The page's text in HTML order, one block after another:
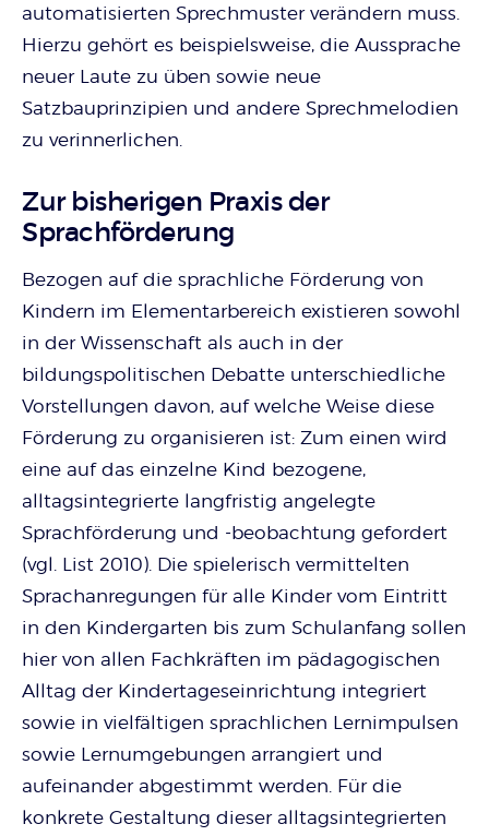
automatisierten Sprechmuster verändern muss.
Hierzu gehört es beispielsweise, die Aussprache
neuer Laute zu üben sowie neue
Satzbauprinzipien und andere Sprechmelodien
zu verinnerlichen.
Zur bisherigen Praxis der
Sprachförderung
Bezogen auf die sprachliche Förderung von
Kindern im Elementarbereich existieren sowohl
in der Wissenschaft als auch in der
bildungspolitischen Debatte unterschiedliche
Vorstellungen davon, auf welche Weise diese
Förderung zu organisieren ist: Zum einen wird
eine auf das einzelne Kind bezogene,
alltagsintegrierte langfristig angelegte
Sprachförderung und -beobachtung gefordert
(vgl. List 2010). Die spielerisch vermittelten
Sprachanregungen für alle Kinder vom Eintritt
in den Kindergarten bis zum Schulanfang sollen
hier von allen Fachkräften im pädagogischen
Alltag der Kindertageseinrichtung integriert
sowie in vielfältigen sprachlichen Lernimpulsen
sowie Lernumgebungen arrangiert und
aufeinander abgestimmt werden. Für die
konkrete Gestaltung dieser alltagsintegrierten